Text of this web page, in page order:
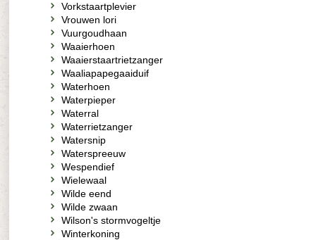
Vorkstaartplevier
Vrouwen lori
Vuurgoudhaan
Waaierhoen
Waaierstaartrietzanger
Waaliapapegaaiduif
Waterhoen
Waterpieper
Waterral
Waterrietzanger
Watersnip
Waterspreeuw
Wespendief
Wielewaal
Wilde eend
Wilde zwaan
Wilson's stormvogeltje
Winterkoning